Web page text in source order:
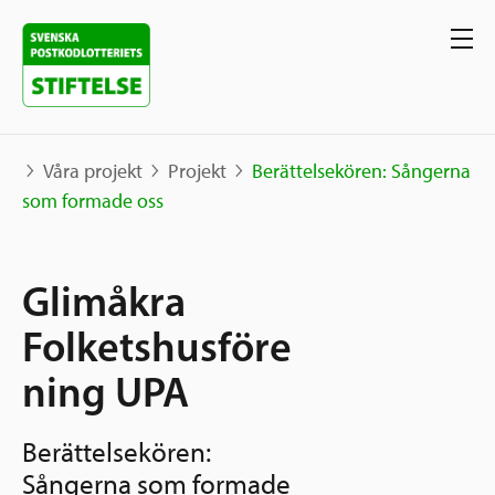
Projekt
Karta
Berättelser
Våra stöd
Sverige och övriga världen
Grannskapsinitiativet
Utlysningar
Samhällsentreprenörskap
Sök stöd
Ansök
Våra projekt Projekt
Berättelsekören: Sångerna
som formade oss
Glimåkra
Folketshusföre
ning UPA
Berättelsekören:
Sångerna som formade